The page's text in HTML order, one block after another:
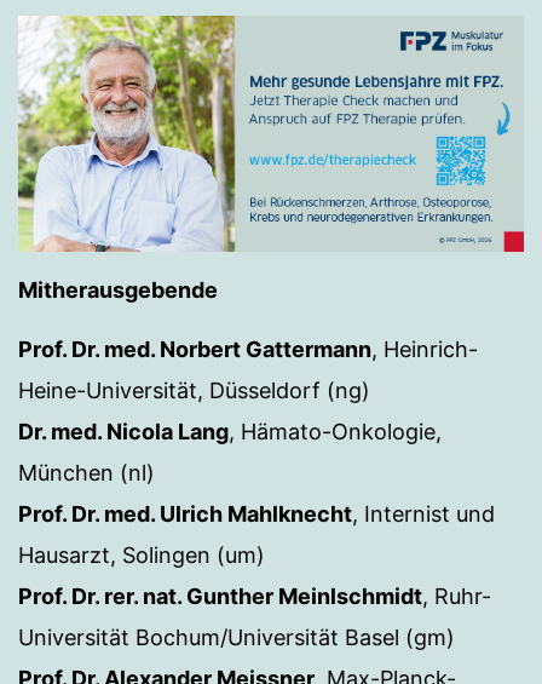
Mitherausgebende
Prof. Dr. med. Norbert Gattermann, Heinrich-
Heine-Universität, Düsseldorf (ng)
Dr. med. Nicola Lang, Hämato-Onkologie,
München (nl)
Prof. Dr. med. Ulrich Mahlknecht, Internist und
Hausarzt, Solingen (um)
Prof. Dr. rer. nat. Gunther Meinlschmidt, Ruhr-
Universität Bochum/Universität Basel (gm)